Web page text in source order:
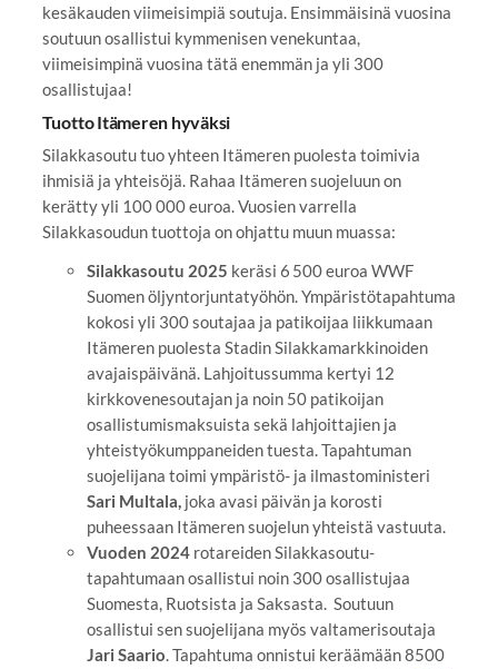
kesäkauden viimeisimpiä soutuja. Ensimmäisinä vuosina
soutuun osallistui kymmenisen venekuntaa,
viimeisimpinä vuosina tätä enemmän ja yli 300
osallistujaa!
Tuotto Itämeren hyväksi
Silakkasoutu tuo yhteen Itämeren puolesta toimivia
ihmisiä ja yhteisöjä. Rahaa Itämeren suojeluun on
kerätty yli 100 000 euroa. Vuosien varrella
Silakkasoudun tuottoja on ohjattu muun muassa:
Silakkasoutu 2025 keräsi 6 500 euroa WWF
Suomen öljyntorjuntatyöhön. Ympäristötapahtuma
kokosi yli 300 soutajaa ja patikoijaa liikkumaan
Itämeren puolesta Stadin Silakkamarkkinoiden
avajaispäivänä. Lahjoitussumma kertyi 12
kirkkovenesoutajan ja noin 50 patikoijan
osallistumismaksuista sekä lahjoittajien ja
yhteistyökumppaneiden tuesta. Tapahtuman
suojelijana toimi ympäristö- ja ilmastoministeri
Sari Multala,joka avasi päivän ja korosti
puheessaan Itämeren suojelun yhteistä vastuuta.
Vuoden 2024 rotareiden Silakkasoutu-
tapahtumaan osallistui noin 300 osallistujaa
Suomesta, Ruotsista ja Saksasta. Soutuun
osallistui sen suojelijana myös valtamerisoutaja
Jari Saario. Tapahtuma onnistui keräämään 8500